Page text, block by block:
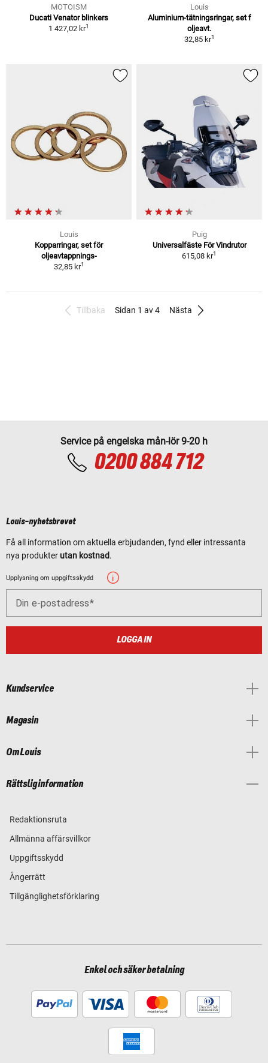
MOTOISM
Ducati Venator blinkers
1 427,02 kr1
Louis
Aluminium-tätningsringar, set f
oljeavt.
32,85 kr1
Louis
Kopparringar, set för
oljeavtappnings-
32,85 kr1
Puig
Universalfäste För Vindrutor
615,08 kr1
Tillbaka Sidan 1 av 4 Nästa
Service på engelska mån-lör 9-20 h
0200 884 712
Louis-nyhetsbrevet
Få all information om aktuella erbjudanden, fynd eller intressanta
nya produkter utan kostnad.
Upplysning om uppgiftsskydd
Din e-postadress
LOGGA IN
Kundservice
Magasin
Om Louis
Rättslig information
Redaktionsruta
Allmänna affärsvillkor
Uppgiftsskydd
Ångerrätt
Tillgänglighetsförklaring
Enkel och säker betalning